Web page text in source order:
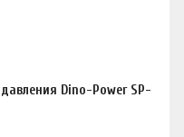
Dino-Power SP-